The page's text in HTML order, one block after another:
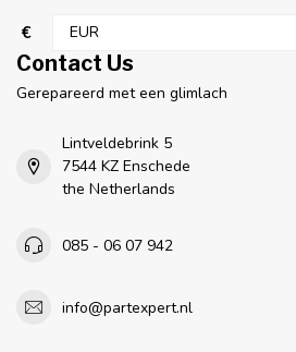
€
Contact Us
Gerepareerd met een glimlach
Lintveldebrink 5
7544 KZ Enschede
the Netherlands
085 - 06 07 942
info@partexpert.nl